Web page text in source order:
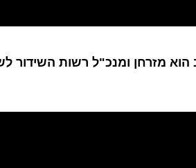
מזרחן ומנכ"ל רשות השידור